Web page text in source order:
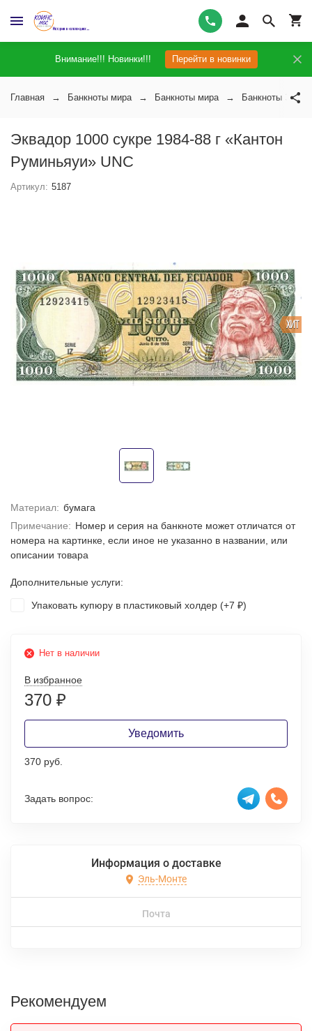
Внимание!!! Новинки!!! Перейти в новинки
Главная Банкноты мира Банкноты мира Банкноты
Эквадор 1000 сукре 1984-88 г «Кантон
Руминьяуи» UNC
Артикул: 5187
ХИТ
Материал: бумага
Примечание: Номер и серия на банкноте может отличатся от
номера на картинке, если иное не указанно в названии, или
описании товара
Дополнительные услуги:
Упаковать купюру в пластиковый холдер (+7 ₽)
Нет в наличии
В избранное
370 ₽
Уведомить
370 руб.
Задать вопрос:
Информация о доставке
Эль-Монте
Почта
Рекомендуем